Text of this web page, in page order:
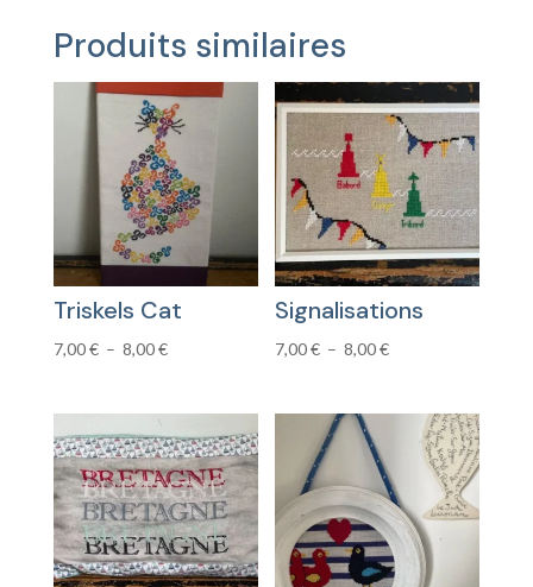
Produits similaires
Triskels Cat
7,00€ – 8,00€Plage
prix :
7,00 €
à
8,00 €
Signalisations
7,00€ – 8,00€Plage
prix :
7,00 €
à
8,00 €